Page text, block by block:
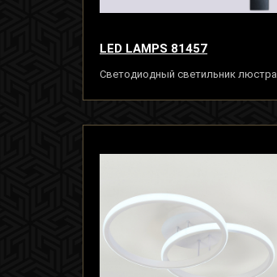
LED LAMPS 81457
Светодиодный светильник люстра